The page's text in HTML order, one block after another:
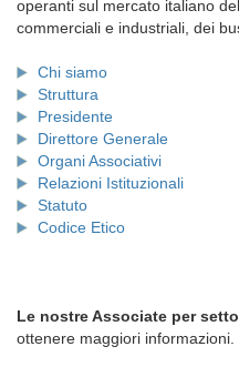
operanti sul mercato italiano
commerciali e industriali, dei
Chi siamo
Struttura
Presidente
Direttore Generale
Organi Associativi
Relazioni Istituzionali
Statuto
Codice Etico
Le nostre Associate per
ottenere maggiori informazioni.